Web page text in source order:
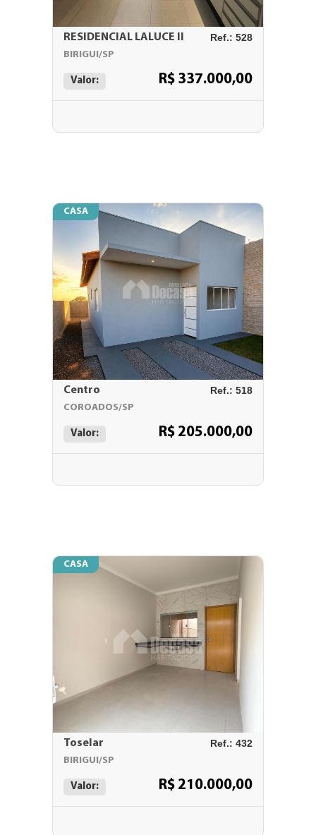
RESIDENCIAL LALUCE II Ref.: 528
BIRIGUI/SP
Valor: R$ 337.000,00
CASA
Centro Ref.: 518
COROADOS/SP
Valor: R$ 205.000,00
CASA
Toselar Ref.: 432
BIRIGUI/SP
Valor: R$ 210.000,00